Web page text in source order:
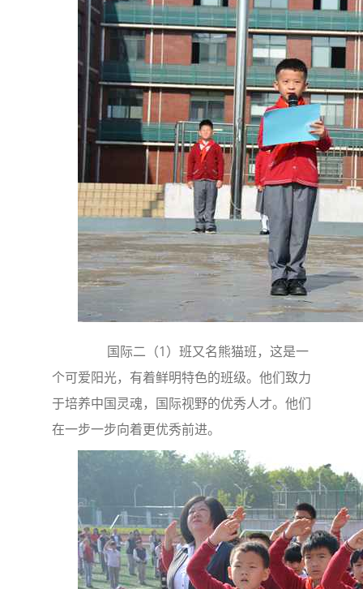
国际二（1）班又名熊猫班，这是一
个可爱阳光，有着鲜明特色的班级。他们致力
于培养中国灵魂，国际视野的优秀人才。他们
在一步一步向着更优秀前进。